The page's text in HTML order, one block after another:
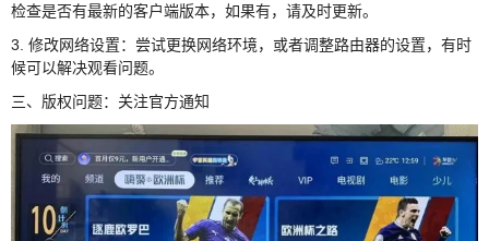
检查是否有最新的客户端版本，如果有，请及时更新。
3. 修改网络设置：尝试更换网络环境，或者调整路由器的设置，有时
候可以解决观看问题。
三、版权问题：关注官方通知